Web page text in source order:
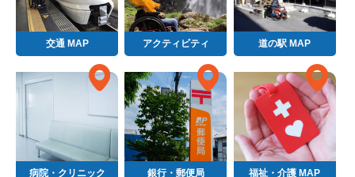
交通 MAP アクティビティ 道の駅 MAP
病院・クリニック 銀行・郵便局 福祉・介護 MAP